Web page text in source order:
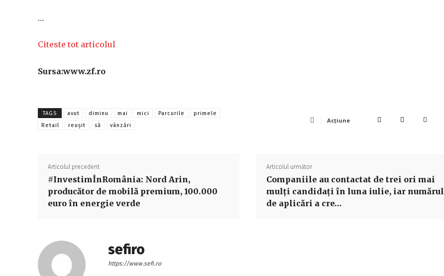
…
Citeste tot articolul
Sursa:www.zf.ro
TAGS avut diminu mai mici Parcurile
primele
Retail
reuşit să vânzări
Acțiune
Articolul precedent
#InvestimÎnRomânia: Nord Arin,
producător de mobilă premium, 100.000
euro în energie verde
Articolul următor
Companiile au contactat de trei ori mai
mulţi candidaţi în luna iulie, iar numărul
de aplicări a cre…
sefiro
https://www.sefi.ro